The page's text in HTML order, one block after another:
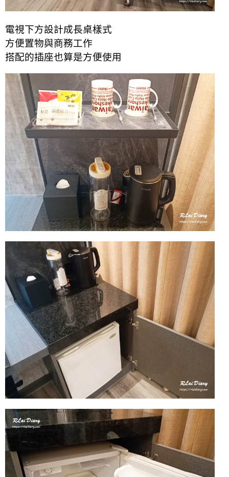
電視下方設計成長桌樣式
方便置物與商務工作
搭配的插座也算是方便使用